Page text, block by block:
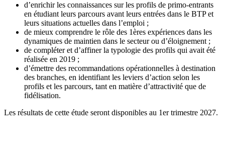
d’enrichir les connaissances sur les profils de primo-entrants
en étudiant leurs parcours avant leurs entrées dans le BTP et
leurs situations actuelles dans l’emploi ;
de mieux comprendre le rôle des 1ères expériences dans les
dynamiques de maintien dans le secteur ou d’éloignement ;
de compléter et d’affiner la typologie des profils qui avait été
réalisée en 2019 ;
d’émettre des recommandations opérationnelles à destination
des branches, en identifiant les leviers d’action selon les
profils et les parcours, tant en matière d’attractivité que de
fidélisation.
Les résultats de cette étude seront disponibles au 1er trimestre 2027.